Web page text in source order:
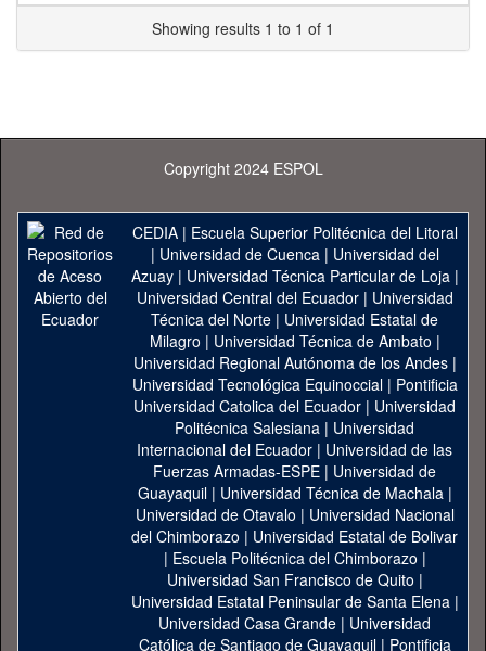
Showing results 1 to 1 of 1
Copyright 2024 ESPOL
CEDIA| Escuela Superior Politécnica del Litoral
| Universidad de Cuenca| Universidad del
Azuay| Universidad Técnica Particular de Loja|
Universidad Central del Ecuador| Universidad
Técnica del Norte | Universidad Estatal de
Milagro | Universidad Técnica de Ambato |
Universidad Regional Autónoma de los Andes|
Universidad Tecnológica Equinoccial| Pontificia
Universidad Catolica del Ecuador | Universidad
Politécnica Salesiana | Universidad
Internacional del Ecuador | Universidad de las
Fuerzas Armadas-ESPE | Universidad de
Guayaquil| Universidad Técnica de Machala|
Universidad de Otavalo | Universidad Nacional
del Chimborazo | Universidad Estatal de Bolivar
| Escuela Politécnica del Chimborazo |
Universidad San Francisco de Quito |
Universidad Estatal Peninsular de Santa Elena|
Universidad Casa Grande | Universidad
Católica de Santiago de Guayaquil| Pontificia